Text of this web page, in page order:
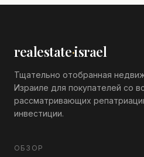
realestate·israel
Тщательно отобранная
Израиле для покупателей со
рассматривающих
инвестиции.
ОБЗОР